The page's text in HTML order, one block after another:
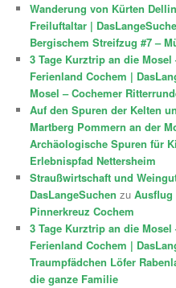
Wanderung von Kürten
Freiluftaltar |
Bergischem Streifzug #7 –
3 Tage Kurztrip an die
Ferienland Cochem |
Mosel – Cochemer
Auf den Spuren der Kelten
Martberg Pommern an der
Archäologische Spuren für
Erlebnispfad Nettersheim
Straußwirtschaft und
DasLangeSuchen zuAusflug
Pinnerkreuz Cochem
3 Tage Kurztrip an die
Ferienland Cochem |
Traumpfädchen Löfer
die ganze Familie